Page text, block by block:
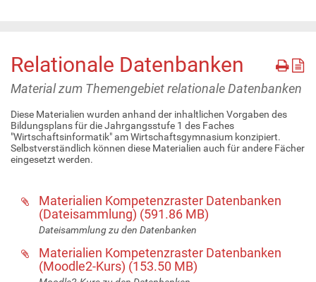
Relationale Datenbanken
Material zum Themengebiet relationale Datenbanken
Diese Materialien wurden anhand der inhaltlichen Vorgaben des
Bildungsplans für die Jahrgangsstufe 1 des Faches
"Wirtschaftsinformatik" am Wirtschaftsgymnasium konzipiert.
Selbstverständlich können diese Materialien auch für andere Fächer
eingesetzt werden.
Materialien Kompetenzraster Datenbanken
(Dateisammlung) (591.86 MB)
Dateisammlung zu den Datenbanken
Materialien Kompetenzraster Datenbanken
(Moodle2-Kurs) (153.50 MB)